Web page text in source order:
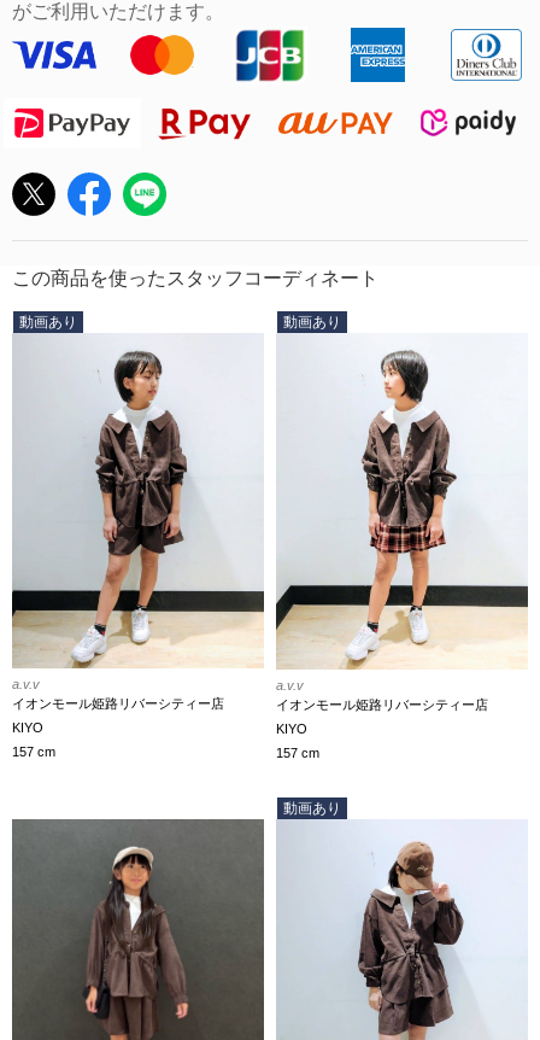
がご利用いただけます。
この商品を使ったスタッフコーディネート
動画あり
a.v.v
イオンモール姫路リバーシティー店
KIYO
157 cm
動画あり
a.v.v
イオンモール姫路リバーシティー店
KIYO
157 cm
動画あり